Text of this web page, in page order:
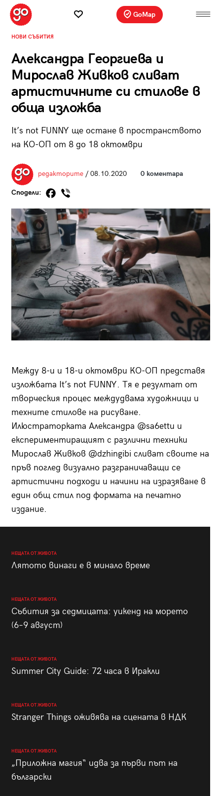
GoMap
НОВИ СЪБИТИЯ
Александра Георгиева и
Мирослав Живков сливат
артистичните си стилове в
обща изложба
It’s not FUNNY ще остане в пространството
на КО-ОП от 8 до 18 октомври
редакторите/ 08.10.2020 0 коментара
Сподели:
Между 8-и и 18-и октомври КО-ОП представя
изложбата It’s not FUNNY. Тя е резултат от
творческия процес междудвама художници и
техните стилове на рисуване.
Илюстраторката Александра @sa6ettu и
експериментиращият с различни техники
Мирослав Живков @dzhingibi сливат своите на
пръв поглед визуално разграничаващи се
артистични подходи и начини на изразяване в
един общ стил под формата на печатно
издание.
НЕЩАТА ОТ ЖИВОТА
Лятото винаги е в минало време
НЕЩАТА ОТ ЖИВОТА
Събития за седмицата: уикенд на морето
(6–9 август)
НЕЩАТА ОТ ЖИВОТА
Summer City Guide: 72 часа в Иракли
НЕЩАТА ОТ ЖИВОТА
Stranger Things оживява на сцената в НДК
НЕЩАТА ОТ ЖИВОТА
„Приложна магия“ идва за първи път на
български